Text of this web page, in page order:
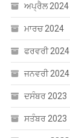
ਅਪ੍ਰੈਲ 2024
ਮਾਰਚ 2024
ਫਰਵਰੀ 2024
ਜਨਵਰੀ 2024
ਦਸੰਬਰ 2023
ਸਤੰਬਰ 2023